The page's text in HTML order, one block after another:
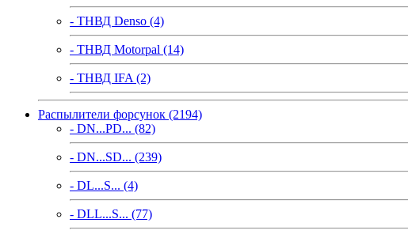
- ТНВД Denso (4)
- ТНВД Motorpal (14)
- ТНВД IFA (2)
Распылители форсунок (2194)
- DN...PD... (82)
- DN...SD... (239)
- DL...S... (4)
- DLL...S... (77)